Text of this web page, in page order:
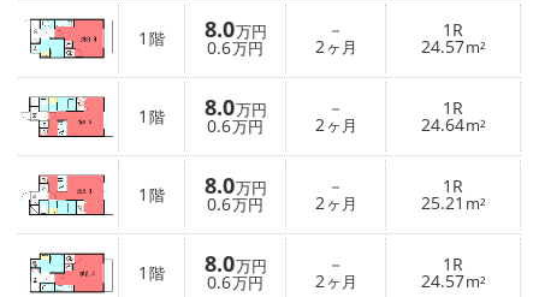
1 階 8.0万円
0.6万円
－
2ヶ月
1R
24.57m²
1 階 8.0万円
0.6万円
－
2ヶ月
1R
24.64m²
1 階 8.0万円
0.6万円
－
2ヶ月
1R
25.21 m²
1 階 8.0万円
0.6万円
－
2ヶ月
1R
24.57m²